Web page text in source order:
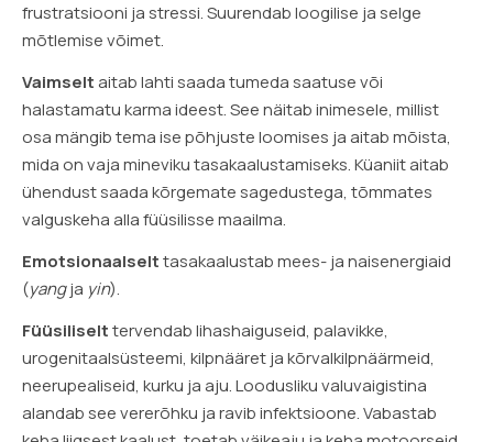
frustratsiooni ja stressi. Suurendab loogilise ja selge
mõtlemise võimet.
Vaimseltaitab lahti saada tumeda saatuse või
halastamatu karma ideest. See näitab inimesele, millist
osa mängib tema ise põhjuste loomises ja aitab mõista,
mida on vaja mineviku tasakaalustamiseks. Küaniit aitab
ühendust saada kõrgemate sagedustega, tõmmates
valguskeha alla füüsilisse maailma.
Emotsionaalselttasakaalustab mees- ja naisenergiaid
(yangja yin).
Füüsiliselttervendab lihashaiguseid, palavikke,
urogenitaalsüsteemi, kilpnääret ja kõrvalkilpnäärmeid,
neerupealiseid, kurku ja aju. Loodusliku valuvaigistina
alandab see vererõhku ja ravib infektsioone. Vabastab